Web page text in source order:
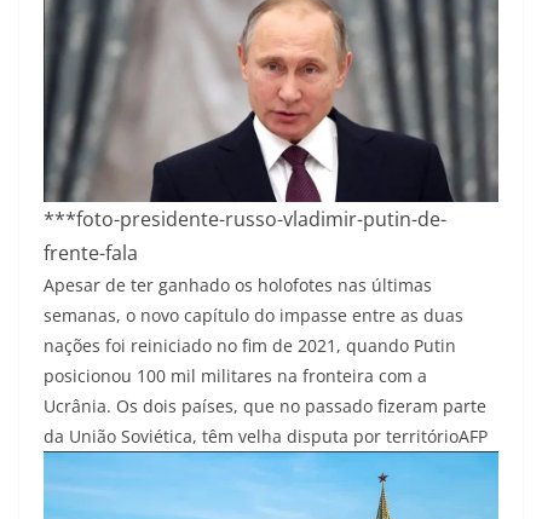
***foto-presidente-russo-vladimir-putin-de-
frente-fala
Apesar de ter ganhado os holofotes nas últimas
semanas, o novo capítulo do impasse entre as duas
nações foi reiniciado no fim de 2021, quando Putin
posicionou 100 mil militares na fronteira com a
Ucrânia. Os dois países, que no passado fizeram parte
da União Soviética, têm velha disputa por territórioAFP